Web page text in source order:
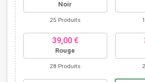
Noir
25 Produits
39,00 €
Rouge
28 Produits